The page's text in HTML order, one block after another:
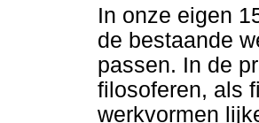
In onze eigen
de bestaande
passen. In de
filosoferen, als
werkvormen